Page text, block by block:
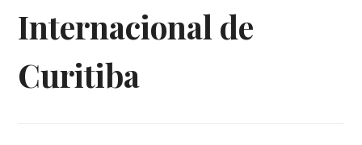
Internacional de
Curitiba